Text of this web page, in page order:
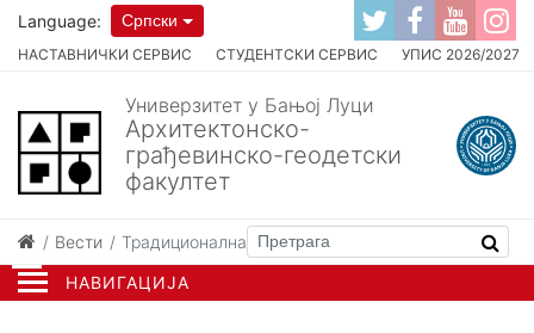
НАВИГАЦИЈА
НАСТАВНИЧКИ СЕРВИС СТУДЕНТСКИ СЕРВИС УПИС 2026/2027
Language: Српски
Универзитет у Бањој Луци
Архитектонско-
грађевинско-геодетски
факултет
Вести Традиционална радионица „Креативни бетон“